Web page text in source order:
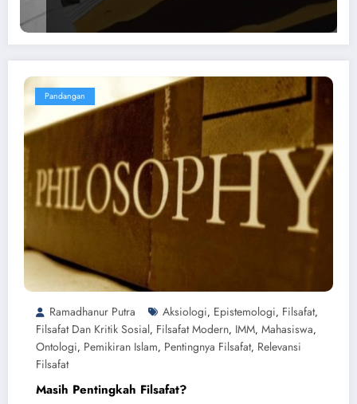
Pandangan
Ramadhanur Putra Aksiologi, Epistemologi, Filsafat,
Filsafat Dan Kritik Sosial, Filsafat Modern, IMM, Mahasiswa,
Ontologi, Pemikiran Islam, Pentingnya Filsafat, Relevansi
Filsafat
Masih Pentingkah Filsafat?